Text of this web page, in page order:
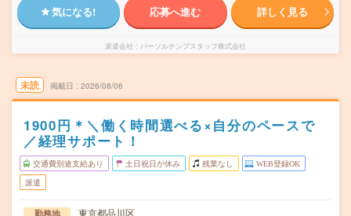
気になる! 応募へ進む 詳しく見る
派遣会社 パーソルテンプスタッフ株式会社
未読 掲載日 2026/08/06
1900円＊＼働く時間選べる×自分のペースで
／経理サポート！
交通費別途支給あり 土日祝日が休み 残業なし WEB登録OK
派遣
勤務地
東京都品川区